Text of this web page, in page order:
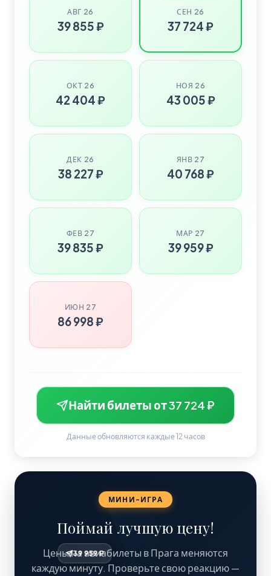
АВГ 26
39 855 ₽
СЕН 26
37 724 ₽
ОКТ 26
42 404 ₽
НОЯ 26
43 005 ₽
ДЕК 26
38 227 ₽
ЯНВ 27
40 768 ₽
ФЕВ 27
39 835 ₽
МАР 27
39 959 ₽
ИЮН 27
86 998 ₽
Найти билеты от 37 724 ₽
Данные обновляются каждые 12 часов
39 959 ₽
МИНИ-ИГРА
Поймай лучшую цену!
Цены на авиабилеты в Прага меняются
каждую минуту. Проверьте свою реакцию —